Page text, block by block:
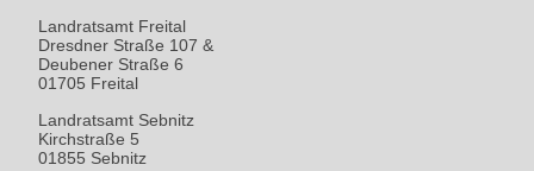
Landratsamt Freital
Dresdner Straße 107 &
Deubener Straße 6
01705 Freital
Landratsamt Sebnitz
Kirchstraße 5
01855 Sebnitz